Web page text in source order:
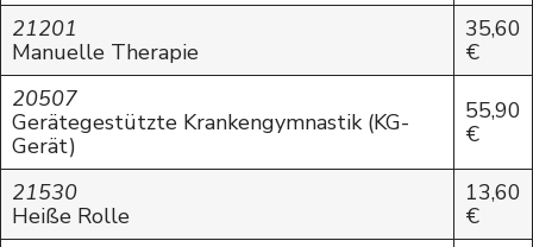
21201
Manuelle Therapie
35,60
€
20507
Gerätegestützte Krankengymnastik (KG-
Gerät)
55,90
€
21530
Heiße Rolle
13,60
€